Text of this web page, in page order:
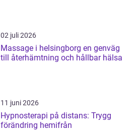
02 juli 2026
Massage i helsingborg en genväg
till återhämtning och hållbar hälsa
11 juni 2026
Hypnosterapi på distans: Trygg
förändring hemifrån